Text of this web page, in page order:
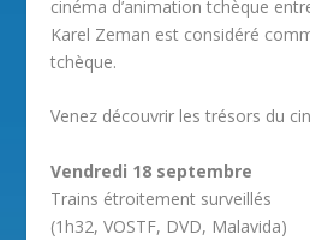
cinéma d’animation tchèque
Karel Zeman est considéré
tchèque.
Venez découvrir les trésors du
Vendredi 18 septembre
Trains étroitement surveillés
(1h32, VOSTF, DVD, Malavida)